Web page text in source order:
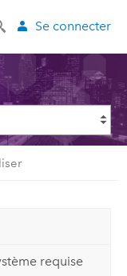
Se connecter
requise